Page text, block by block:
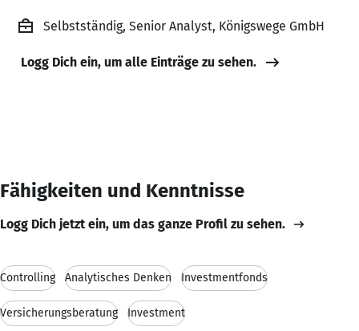
Selbstständig, Senior Analyst, Königswege GmbH
Logg Dich ein, um alle Einträge zu sehen.
Fähigkeiten und Kenntnisse
Logg Dich jetzt ein, um das ganze Profil zu sehen.
Controlling Analytisches Denken Investmentfonds
Versicherungsberatung Investment